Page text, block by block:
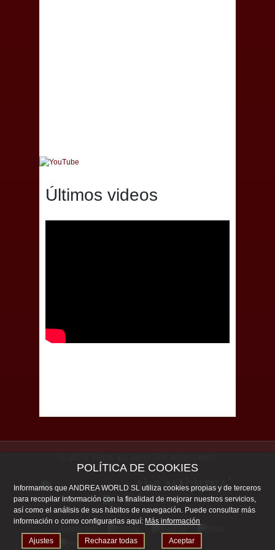
Últimos videos
POLÍTICA DE COOKIES
Informamos que ANDREA WORLD SL utiliza cookies propias y de terceros
para recopilar información con la finalidad de mejorar nuestros servicios,
así como el análisis de sus hábitos de navegación. Puede consultar más
información o como configurarlas aquí: Más información
Ajustes Rechazar todas Aceptar